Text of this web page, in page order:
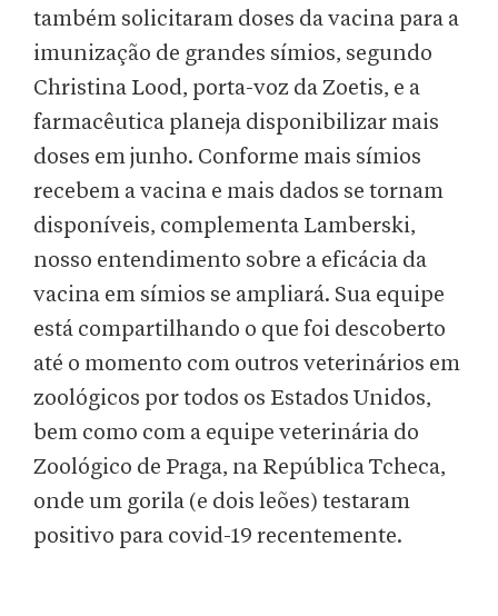
também solicitaram doses da vacina para a
imunização de grandes símios, segundo
Christina Lood, porta-voz da Zoetis, e a
farmacêutica planeja disponibilizar mais
doses em junho. Conforme mais símios
recebem a vacina e mais dados se tornam
disponíveis, complementa Lamberski,
nosso entendimento sobre a eficácia da
vacina em símios se ampliará. Sua equipe
está compartilhando o que foi descoberto
até o momento com outros veterinários em
zoológicos por todos os Estados Unidos,
bem como com a equipe veterinária do
Zoológico de Praga, na República Tcheca,
onde um gorila (e dois leões) testaram
positivo para covid-19 recentemente.